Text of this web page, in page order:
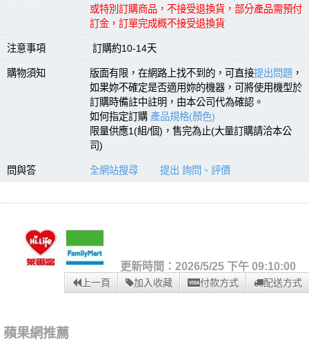
或特別訂購商品，不接受退換貨，部分產品需預付
訂金，訂單完成概不接受退換貨
注意事項 訂購約10-14天
購物須知 版面有限，在網路上找不到的，可直接提出問題 ，
如果妳不確定是否適用妳的機器，可將使用機型於
訂購時備註中註明，由本公司代為確認。
如何指定訂購 產品規格(顏色)
限量供應1(組/個)，售完為止(大量訂購請洽本公
司)
問與答 全網站搜尋 提出 詢問、評價
更新時間：2026/5/25 下午 09:10:00
上一頁 加入收藏 付款方式 配送方式
蘋果網推薦